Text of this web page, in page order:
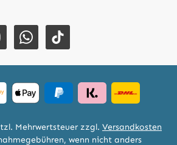
Mehrwertsteuer zzgl. Versandkosten
wenn nicht anders